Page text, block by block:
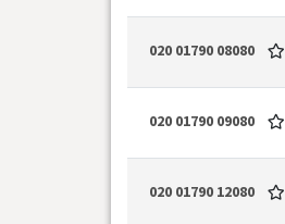
020 01790 08080
020 01790 09080
020 01790 12080